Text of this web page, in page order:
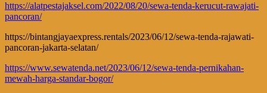
https://alatpestajaksel.com/2022/08/20/sewa-tenda-kerucut-rawajati-
pancoran/
https://bintangjayaexpress.rentals/2023/06/12/sewa-tenda-rajawati-
pancoran-jakarta-selatan/
https://www.sewatenda.net/2023/06/12/sewa-tenda-pernikahan-
mewah-harga-standar-bogor/